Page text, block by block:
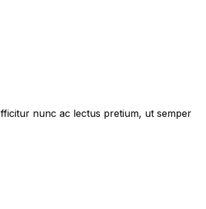
nunc ac lectus pretium, ut semper